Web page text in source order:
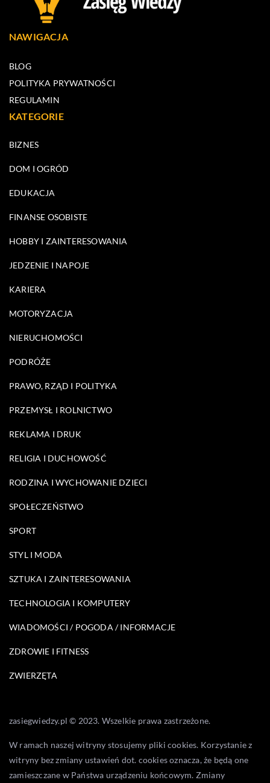
NAWIGACJA
BLOG
POLITYKA PRYWATNOŚCI
REGULAMIN
KATEGORIE
BIZNES
DOM I OGRÓD
EDUKACJA
FINANSE OSOBISTE
HOBBY I ZAINTERESOWANIA
JEDZENIE I NAPOJE
KARIERA
MOTORYZACJA
NIERUCHOMOŚCI
PODRÓŻE
PRAWO, RZĄD I POLITYKA
PRZEMYSŁ I ROLNICTWO
REKLAMA I DRUK
RELIGIA I DUCHOWOŚĆ
RODZINA I WYCHOWANIE DZIECI
SPOŁECZEŃSTWO
SPORT
STYL I MODA
SZTUKA I ZAINTERESOWANIA
TECHNOLOGIA I KOMPUTERY
WIADOMOŚCI / POGODA / INFORMACJE
ZDROWIE I FITNESS
ZWIERZĘTA
zasiegwiedzy.pl © 2023. Wszelkie prawa zastrzeżone.
W ramach naszej witryny stosujemy pliki cookies. Korzystanie z
witryny bez zmiany ustawień dot. cookies oznacza, że będą one
zamieszczane w Państwa urządzeniu końcowym. Zmiany